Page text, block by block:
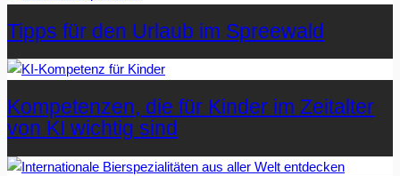
Tipps für den Urlaub im Spreewald
Kompetenzen, die für Kinder im Zeitalter
von KI wichtig sind